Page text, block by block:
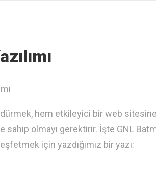
hem etkileyici bir web
olmayı gerektirir. İşte GNL
için yazdığımız bir yazı: